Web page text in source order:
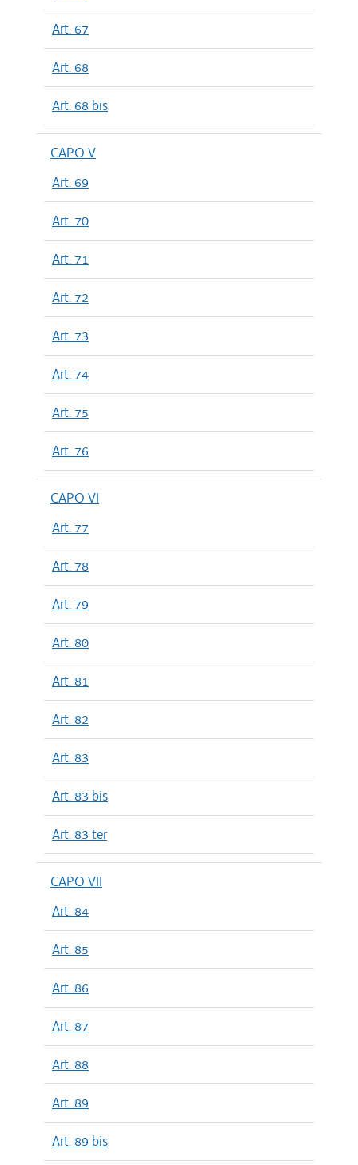
Art. 67
Art. 68
Art. 68 bis
CAPO V
Art. 69
Art. 70
Art. 71
Art. 72
Art. 73
Art. 74
Art. 75
Art. 76
CAPO VI
Art. 77
Art. 78
Art. 79
Art. 80
Art. 81
Art. 82
Art. 83
Art. 83 bis
Art. 83 ter
CAPO VII
Art. 84
Art. 85
Art. 86
Art. 87
Art. 88
Art. 89
Art. 89 bis